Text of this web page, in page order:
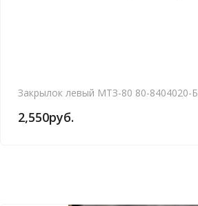
Закрылок левый МТЗ-80 80-8404020-Б
2,550руб.